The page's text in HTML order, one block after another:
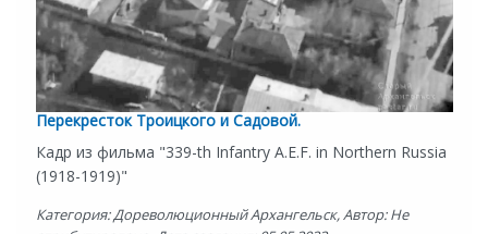
Перекресток Троицкого и Садовой.
Кадр из фильма "339-th Infantry A.E.F. in Northern Russia
(1918-1919)"
Категория: Дореволюционный Архангельск, Автор: Не